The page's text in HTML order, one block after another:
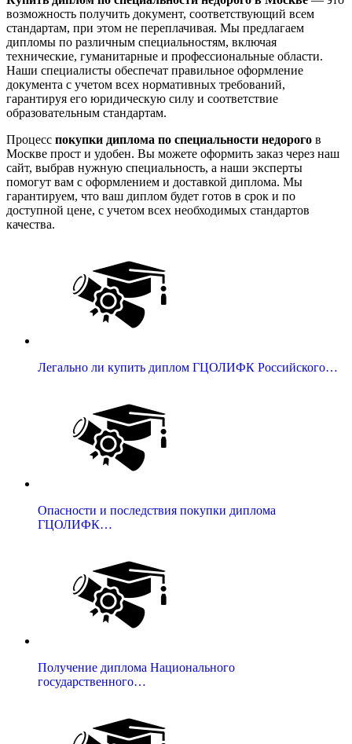
возможность получить документ, соответствующий всем
стандартам, при этом не переплачивая. Мы предлагаем
дипломы по различным специальностям, включая
технические, гуманитарные и профессиональные области.
Наши специалисты обеспечат правильное оформление
документа с учетом всех нормативных требований,
гарантируя его юридическую силу и соответствие
образовательным стандартам.
Процесс покупки диплома по специальности недорого в
Москве прост и удобен. Вы можете оформить заказ через наш
сайт, выбрав нужную специальность, а наши эксперты
помогут вам с оформлением и доставкой диплома. Мы
гарантируем, что ваш диплом будет готов в срок и по
доступной цене, с учетом всех необходимых стандартов
качества.
Легально ли купить диплом ГЦОЛИФК Российского…
Опасности и последствия покупки диплома
ГЦОЛИФК…
Получение диплома Национального
государственного…